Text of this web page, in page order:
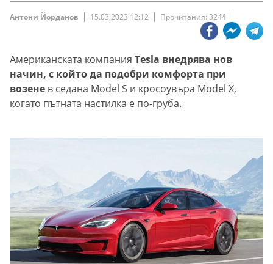
Антони Йорданов 15.03.2023 12:12 Прочитания: 3244
Американската компания Tesla внедрява нов
начин, с който да подобри комфорта при
возене в седана Model S и кросоувъра Model X,
когато пътната настилка е по-груба.